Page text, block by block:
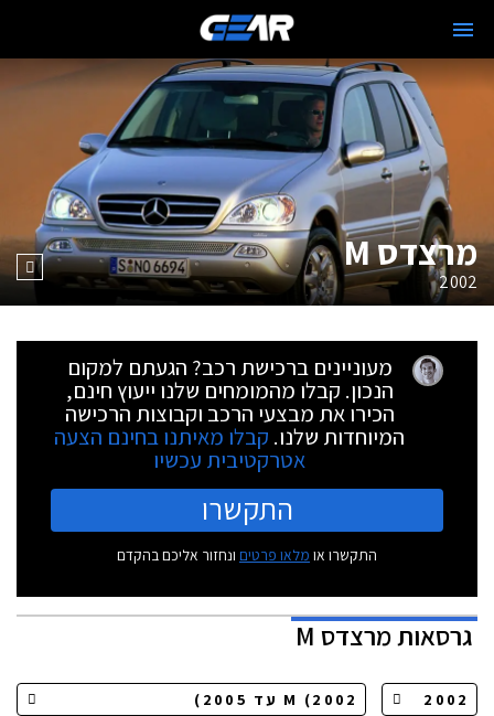
מרצדס M
2002
מעוניינים ברכישת רכב? הגעתם למקום
הנכון. קבלו מהמומחים שלנו ייעוץ חינם,
הכירו את מבצעי הרכב וקבוצות הרכישה
המיוחדות שלנו. קבלו מאיתנו בחינם הצעה
אטרקטיבית עכשיו
התקשרו
התקשרו או מלאו פרטים ונחזור אליכם בהקדם
גרסאותמרצדס M